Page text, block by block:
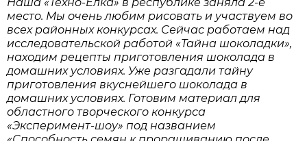
место. Мы очень любим рисовать и участвуем во
всех районных конкурсах. Сейчас работаем над
исследовательской работой «Тайна шоколадки»,
находим рецепты приготовления шоколада в
домашних условиях. Уже разгадали тайну
приготовления вкуснейшего шоколада в
домашних условиях. Готовим материал для
областного творческого конкурса
«Эксперимент-шоу» под названием